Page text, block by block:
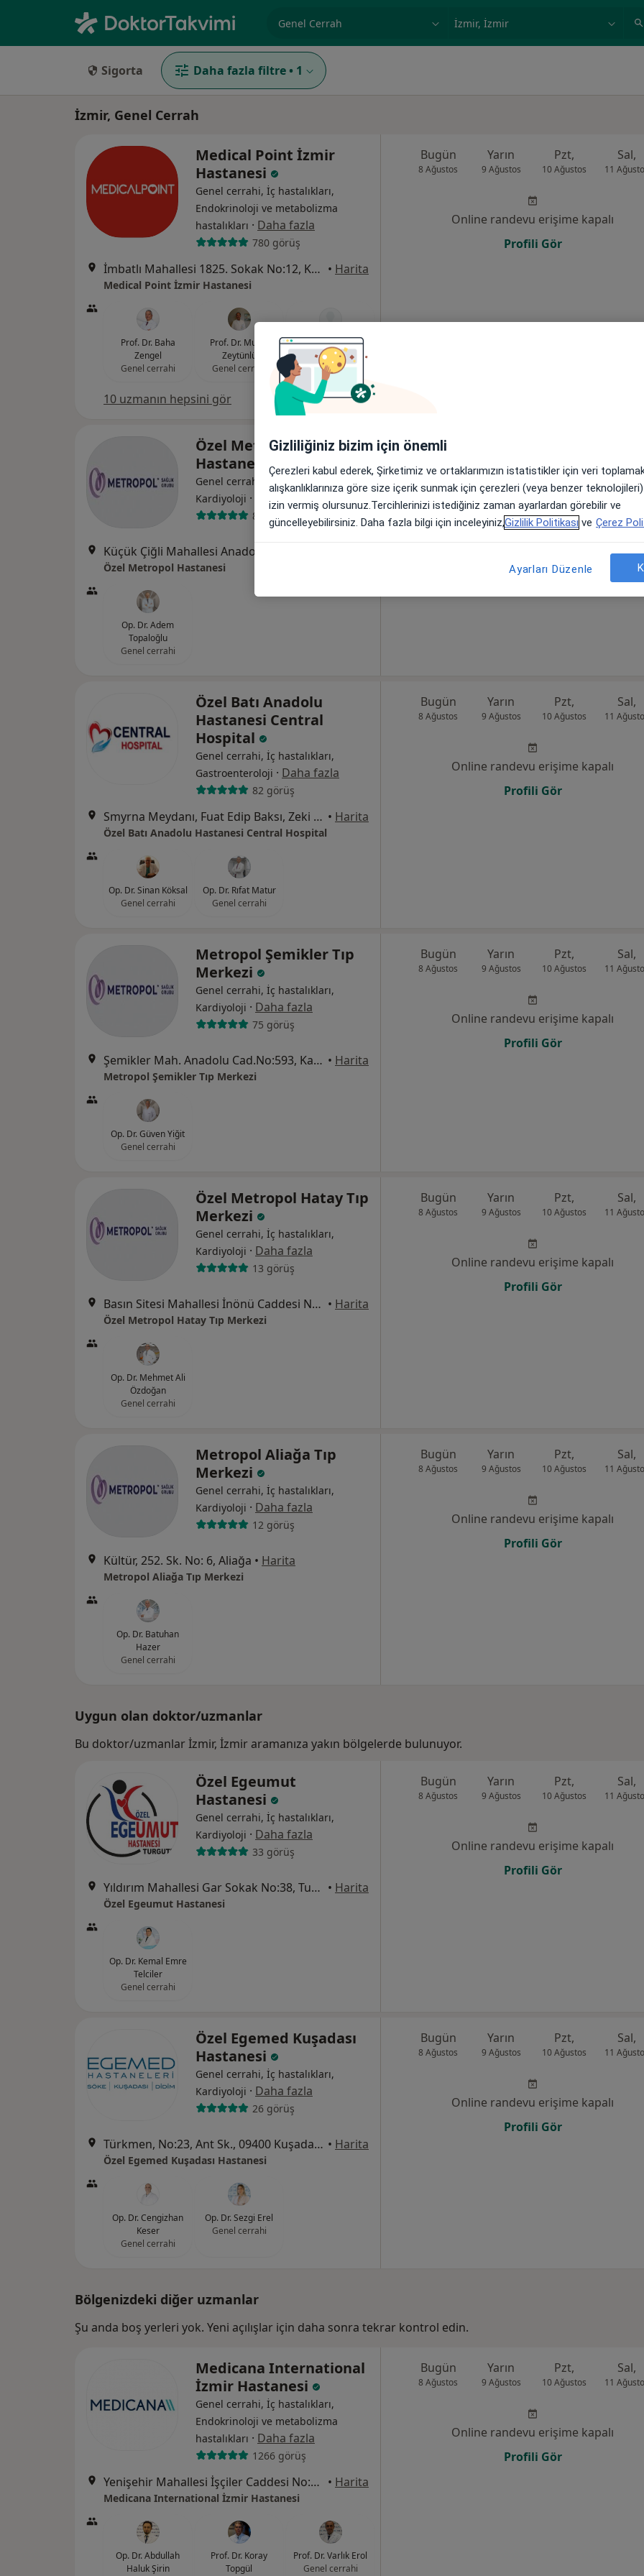
Uzmanlık, ilgi alanı ve hastalık, isimörnek: İstanbul
Sigorta Daha fazla filtre • 1
İzmir, Genel Cerrah
Medical Point İzmir
Hastanesi
Genel cerrahi, İç hastalıkları,
Endokrinoloji ve metabolizma
hastalıkları · Daha fazla
780 görüş
İmbatlı Mahallesi 1825. Sokak No:12, Karşıyaka • Harita
Medical Point İzmir Hastanesi
Prof. Dr. Baha
Zengel
Genel cerrahi
Prof. Dr. Murat
Zeytünlü
Genel cerrahi
Prof. Dr. Şükrü Boylu
Genel cerrahi
10 uzmanın hepsini gör
Bugün
8 Ağustos
Yarın
9 Ağustos
Pzt,
10 Ağustos
Sal,
11
Online randevu erişime kapalı
Profili Gör
Özel Metropol
Hastanesi
Genel cerrahi, İç hastalıkları,
Kardiyoloji · Daha fazla
84 görüş
Özel Metropol Hastanesi
Op. Dr. Adem
Topaloğlu
Genel cerrahi
Bugün
Online randevu erişime kapalı
Profili Gör
Özel Batı Anadolu
Hastanesi Central
Hospital
Genel cerrahi, İç hastalıkları,
Gastroenteroloji · Daha fazla
82 görüş
Smyrna Meydanı, Fuat Edip Baksı, Zeki Yavaş Sk. No: 2 D:2,, Bayraklı • Harita
Özel Batı Anadolu Hastanesi Central Hospital
Op. Dr. Sinan Köksal
Genel cerrahi
Op. Dr. Rıfat Matur
Genel cerrahi
Bugün
8 Ağustos
Yarın
9 Ağustos
Pzt,
10 Ağustos
Sal,
11
Online randevu erişime kapalı
Profili Gör
Metropol Şemikler Tıp
Merkezi
Genel cerrahi, İç hastalıkları,
Kardiyoloji · Daha fazla
75 görüş
Şemikler Mah. Anadolu Cad.No:593, Karşıyaka • Harita
Metropol Şemikler Tıp Merkezi
Op. Dr. Güven Yiğit
Genel cerrahi
Bugün
8 Ağustos
Yarın
9 Ağustos
Pzt,
10 Ağustos
Sal,
11
Online randevu erişime kapalı
Profili Gör
Özel Metropol Hatay Tıp
Merkezi
Genel cerrahi, İç hastalıkları,
Kardiyoloji · Daha fazla
13 görüş
Basın Sitesi Mahallesi İnönü Caddesi No:471/A , İzmir, Karabağlar • Harita
Özel Metropol Hatay Tıp Merkezi
Op. Dr. Mehmet Ali
Özdoğan
Genel cerrahi
Bugün
8 Ağustos
Yarın
9 Ağustos
Pzt,
10 Ağustos
Sal,
11
Online randevu erişime kapalı
Profili Gör
Metropol Aliağa Tıp
Merkezi
Genel cerrahi, İç hastalıkları,
Kardiyoloji · Daha fazla
12 görüş
Kültür, 252. Sk. No: 6, Aliağa • Harita
Metropol Aliağa Tıp Merkezi
Op. Dr. Batuhan
Hazer
Genel cerrahi
Bugün
8 Ağustos
Yarın
9 Ağustos
Pzt,
10 Ağustos
Sal,
11
Online randevu erişime kapalı
Profili Gör
Uygun olan doktor/uzmanlar
Bu doktor/uzmanlar İzmir, İzmir aramanıza yakın bölgelerde bulunuyor.
Özel Egeumut
Hastanesi
Genel cerrahi, İç hastalıkları,
Kardiyoloji · Daha fazla
33 görüş
Yıldırım Mahallesi Gar Sokak No:38, Turgutlu • Harita
Özel Egeumut Hastanesi
Op. Dr. Kemal Emre
Telciler
Genel cerrahi
Bugün
8 Ağustos
Yarın
9 Ağustos
Pzt,
10 Ağustos
Sal,
11
Online randevu erişime kapalı
Profili Gör
Özel Egemed Kuşadası
Hastanesi
Genel cerrahi, İç hastalıkları,
Kardiyoloji · Daha fazla
26 görüş
Türkmen, No:23, Ant Sk., 09400 Kuşadası/Aydın, Kuşadası • Harita
Özel Egemed Kuşadası Hastanesi
Op. Dr. Cengizhan
Keser
Genel cerrahi
Op. Dr. Sezgi Erel
Genel cerrahi
Bugün
8 Ağustos
Yarın
9 Ağustos
Pzt,
10 Ağustos
Sal,
11
Online randevu erişime kapalı
Profili Gör
Bölgenizdeki diğer uzmanlar
Şu anda boş yerleri yok. Yeni açılışlar için daha sonra tekrar kontrol edin.
Medicana International
İzmir Hastanesi
Genel cerrahi, İç hastalıkları,
Endokrinoloji ve metabolizma
hastalıkları · Daha fazla
1266 görüş
Yenişehir Mahallesi İşçiler Caddesi No:126, Konak • Harita
Medicana International İzmir Hastanesi
Op. Dr. Abdullah
Haluk Şirin
Prof. Dr. Koray
Topgül
Prof. Dr. Varlık Erol
Genel cerrahi
Bugün
8 Ağustos
Yarın
9 Ağustos
Pzt,
10 Ağustos
Sal,
11
Online randevu erişime kapalı
Profili Gör
Gizliliğiniz bizim için önemli
Çerezleri kabul ederek, Şirketimiz ve ortaklarımızın istatistikler için veri
alışkanlıklarınıza göre size içerik sunmak için çerezleri (veya benzer
izin vermiş olursunuz.Tercihlerinizi istediğiniz zaman ayarlardan görebilir ve
güncelleyebilirsiniz. Daha fazla bilgi için inceleyiniz,Gizlilik Politikası ve Çerez
Ayarları Düzenle